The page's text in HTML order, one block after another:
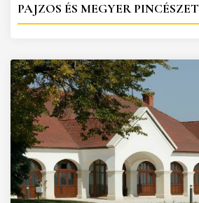
PAJZOS ÉS MEGYER PINCÉSZET